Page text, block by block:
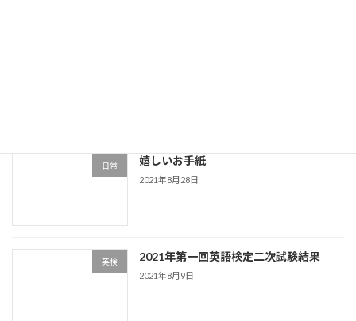
日常 嬉しいお手紙
2021年8月28日
英検 2021年第一回英語検定二次試験結果
2021年8月9日